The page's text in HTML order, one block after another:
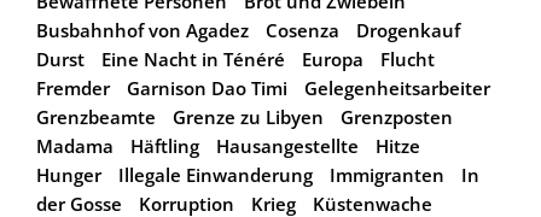
Busbahnhof von Agadez
Cosenza
Drogenkauf
Durst
Eine Nacht in Ténéré Europa
Flucht
Fremder
Garnison Dao Timi
Gelegenheitsarbeiter
Grenzbeamte
Grenze zu Libyen
Grenzposten
Madama
Häftling Hausangestellte
Hitze
Hunger
Illegale Einwanderung Immigranten
In
der Gosse
Korruption Krieg
Küstenwache